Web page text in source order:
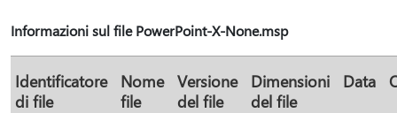
Informazioni sul file PowerPoint-X-None.msp
Identificatore
di file
Nome
file
Versione
del file
Dimensioni
del file
Data